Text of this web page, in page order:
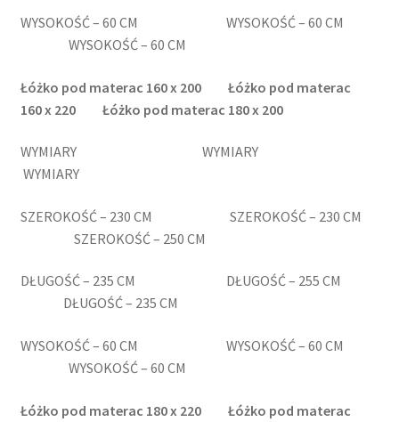
WYSOKOŚĆ – 60 CM WYSOKOŚĆ – 60 CM
WYSOKOŚĆ – 60 CM
Łóżko pod materac 160x 200 Łóżko pod materac
160x 220 Łóżko pod materac 180x 200
WYMIARY WYMIARY
WYMIARY
SZEROKOŚĆ – 230 CM SZEROKOŚĆ – 230 CM
SZEROKOŚĆ – 250 CM
DŁUGOŚĆ – 235 CM DŁUGOŚĆ – 255 CM
DŁUGOŚĆ – 235 CM
WYSOKOŚĆ – 60 CM WYSOKOŚĆ – 60 CM
WYSOKOŚĆ – 60 CM
Łóżko pod materac 180x 220 Łóżko pod materac